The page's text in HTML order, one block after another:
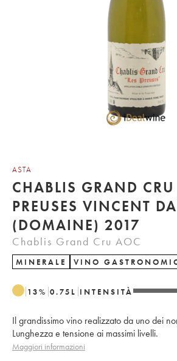
ASTA
CHABLIS GRAND CRU
PREUSES VINCENT
(DOMAINE) 2017
Chablis Grand Cru AOC
MINERALE VINO
13% 0.75 L INTENSITÀ
Il grandissimo vino realizzato da uno dei
Lunghezza e tensione ai massimi livelli.
Maggiori informazioni